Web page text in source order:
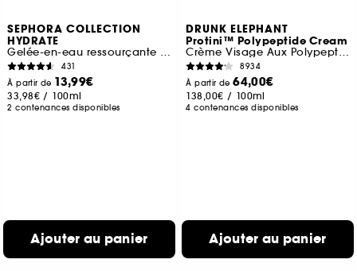
SEPHORA COLLECTION
HYDRATE
Gelée-en-eau ressourçante à l'Acide hyaluronique et polyglutamique
431
À partir de 13,99€
33,98€ / 100ml
2 contenances disponibles
Ajouter au panier
DRUNK ELEPHANT
Protini™ Polypeptide Cream
Crème Visage Aux Polypeptides
8934
À partir de64,00€
138,00€ / 100ml
4 contenances disponibles
Ajouter au panier